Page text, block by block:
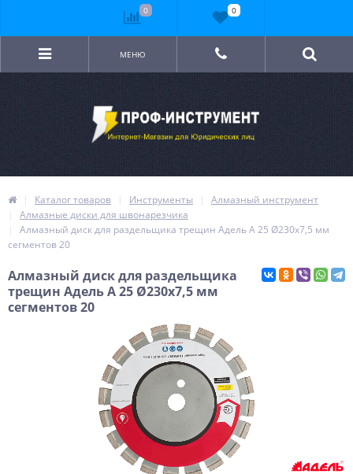
МЕНЮ
Каталог товаров Инструменты
Алмазный инструмент
Алмазные диски для швонарезчика
Алмазный диск для раздельщика трещин Адель А 25 Ø230x7,5 мм
сегментов 20
Алмазный диск для раздельщика
трещин Адель А 25 Ø230x7,5 мм
сегментов 20
0 0